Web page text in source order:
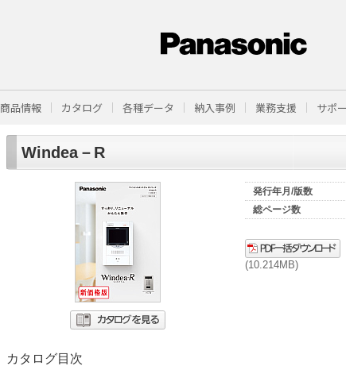
商品情報 カタログ 各種データ 納入事例 業務支援 サポ
Windea－R
発行年月/版数
総ページ数
(10.214MB)
カタログ目次